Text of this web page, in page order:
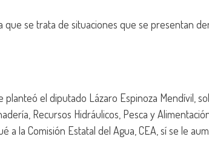
que se trata de situaciones que se presentan
el diputado Lázaro Espinoza Mendívil,
Recursos Hidráulicos, Pesca y
a la Comisión Estatal del Agua, CEA, sí se le